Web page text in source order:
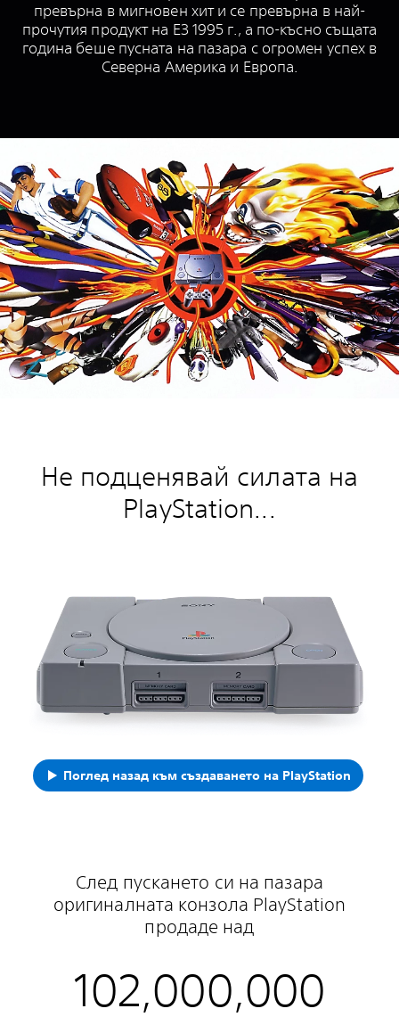
превърна в мигновен хит и се превърна в най-
прочутия продукт на E3 1995 г., а по-късно същата
година беше пусната на пазара с огромен успех в
Северна Америка и Европа.
Не подценявай силата на
PlayStation...
Поглед назад към създаването на PlayStation
След пускането си на пазара
оригиналната конзола PlayStation
продаде над
102,000,000